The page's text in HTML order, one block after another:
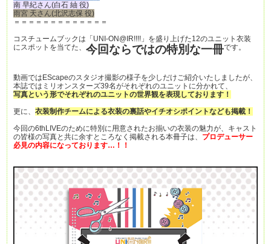
南 早紀さん(白石 紬 役)
雨宮 天さん(北沢志保 役)
＝＝＝＝＝＝＝＝＝＝＝＝＝
コスチュームブックは「UNI-ON@IR!!!!」を盛り上げた12のユニット衣装
にスポットを当てた、 今回ならではの特別な一冊です。
動画ではEScapeのスタジオ撮影の様子を少しだけご紹介いたしましたが、
本誌ではミリオンスターズ39名がそれぞれのユニットに分かれて、
写真という形でそれぞれのユニットの世界観を表現しております！
更に、 衣装制作チームによる衣装の裏話やイチオシポイントなども掲載！
今回の6thLIVEのために特別に用意されたお揃いの衣装の魅力が、キャスト
の皆様の写真と共に余すところなく掲載される本冊子は、 プロデューサー
必見の内容になっております…！！